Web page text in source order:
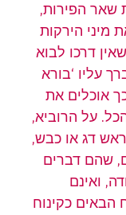
שאר הפירות,
מיני הירקות
דרכו לבוא
עליו ‘בורא
אוכלים את
על הרוביא,
דג או כבש,
שהם דברים
ואינם
הבאים כקינוח